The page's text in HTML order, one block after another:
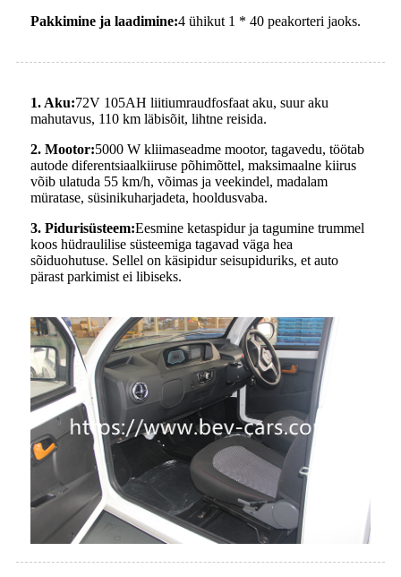
Pakkimine ja laadimine:4 ühikut 1 * 40 peakorteri jaoks.
1. Aku:72V 105AH liitiumraudfosfaat aku, suur aku
mahutavus, 110 km läbisõit, lihtne reisida.
2. Mootor:5000 W kliimaseadme mootor, tagavedu, töötab
autode diferentsiaalkiiruse põhimõttel, maksimaalne kiirus
võib ulatuda 55 km/h, võimas ja veekindel, madalam
müratase, süsinikuharjadeta, hooldusvaba.
3. Pidurisüsteem:Eesmine ketaspidur ja tagumine trummel
koos hüdraulilise süsteemiga tagavad väga hea
sõiduohutuse. Sellel on käsipidur seisupiduriks, et auto
pärast parkimist ei libiseks.